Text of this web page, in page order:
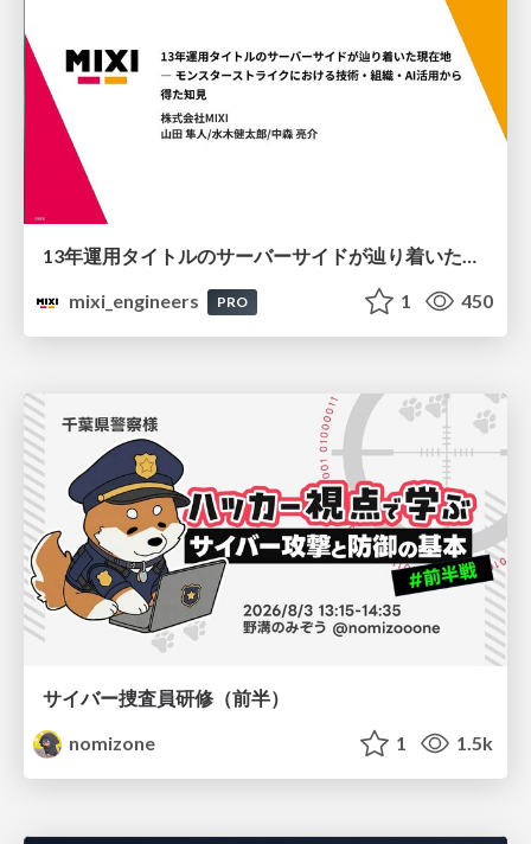
13年運用タイトルのサーバーサイドが辿り着いた現在地 ― モンスターストライクにおける技術・組織・AI活用から得た知見
mixi_engineers
PRO 1 450
サイバー捜査員研修（前半）
nomizone
1 1.5k